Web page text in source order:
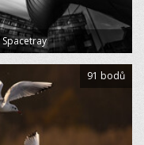
Spacetray
91 bodů